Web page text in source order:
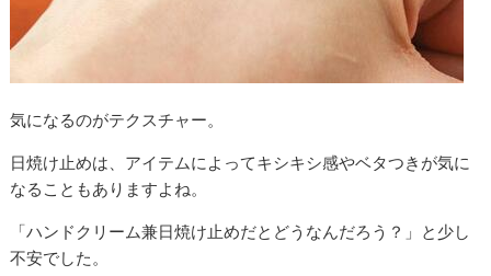
気になるのがテクスチャー。
日焼け止めは、アイテムによってキシキシ感やベタつきが気に
なることもありますよね。
「ハンドクリーム兼日焼け止めだとどうなんだろう？」と少し
不安でした。